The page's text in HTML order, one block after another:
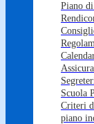
Piano
Scuola
Criteri
piano